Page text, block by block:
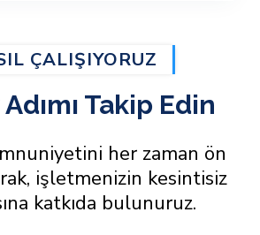
ÇALIŞIYORUZ
Takip Edin
her zaman ön
işletmenizin kesintisiz
katkıda bulunuruz.